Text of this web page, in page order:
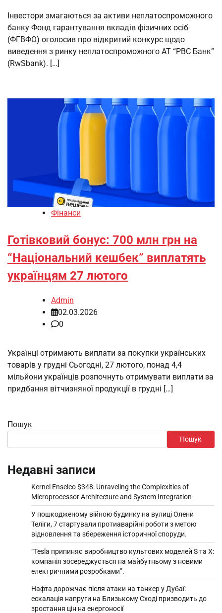
Інвестори змагаються за активи неплатоспроможного
банку Фонд гарантування вкладів фізичних осіб
(ФГВФО) оголосив про відкритий конкурс щодо
виведення з ринку неплатоспроможного АТ “РВС Банк”
(RwSbank). […]
Фінанси
Готівковий бонус: 700 млн грн на
“Національний кешбек” виплатять
українцям 27 лютого
Admin
02.03.2026
0
Українці отримають виплати за покупки українських
товарів у грудні Сьогодні, 27 лютого, понад 4,4
мільйони українців розпочнуть отримувати виплати за
придбання вітчизняної продукції в грудні […]
Пошук
Пошук
Недавні записи
Kernel Enselco $348: Unraveling the Complexities of
Microprocessor Architecture and System Integration
У пошкодженому війною будинку на вулиці Олени
Теліги, 7 стартували протиаварійні роботи з метою
відновлення та збереження історичної споруди.
“Tesla припиняє виробництво культових моделей S та X:
компанія зосереджується на майбутньому з новими
електричними розробками”.
Нафта дорожчає після атаки на танкер у Дубаї:
ескалація напруги на Близькому Сході призводить до
зростання цін на енергоносії